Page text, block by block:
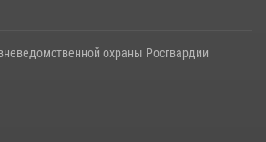
охраны Росгвардии